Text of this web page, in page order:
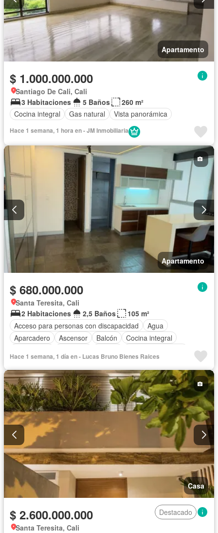
Apartamento
$ 1.000.000.000
Santiago De Cali, Cali
3 Habitaciones
5 Baños
260 m²
Cocina integral
Gas natural Vista panorámica
Hace 1 semana, 1 hora en - JM Inmobiliaria
Apartamento
$ 680.000.000
Santa Teresita, Cali
2 Habitaciones
2,5 Baños
105 m²
Acceso para personas con discapacidad
Agua
Aparcadero
Ascensor Balcón
Cocina integral
Hace 1 semana, 1 día en - Lucas Bruno Bienes Raices
Casa
$ 2.600.000.000
Destacado
Santa Teresita, Cali